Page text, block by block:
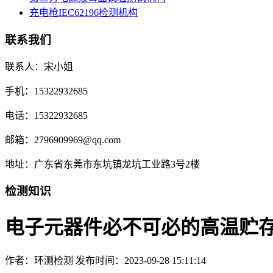
充电枪IEC62196检测机构
联系我们
联系人：宋小姐
手机：15322932685
电话：15322932685
邮箱：2796909969@qq.com
地址：广东省东莞市东坑镇龙坑工业路3号2楼
检测知识
电子元器件必不可必的高温贮
作者：环测检测 发布时间：2023-09-28 15:11:14